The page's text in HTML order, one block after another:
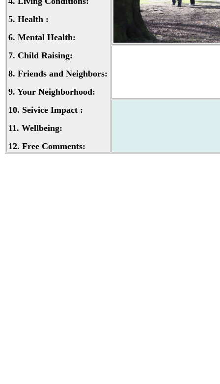
5. Health :
6. Mental Health:
7. Child Raising:
8. Friends and Neighbors:
9. Your Neighborhood:
10. Seivice Impact :
11. Wellbeing:
12. Free Comments: